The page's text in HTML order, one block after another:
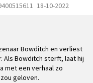
18-10-2022
Bowditch en verliest
Als Bowditch sterft, laat hij
met een verhaal zo
geloven.